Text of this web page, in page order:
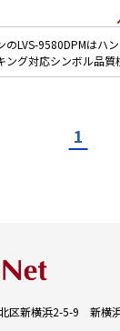
のLVS-9580DPMはハ
ング対応シンボル品質
ANSI検証
ードをISO/ANSIの9項
判りやすい検証結果を
ISO/ANSI検証
質仕様にて規定された
1
区新横浜2-5-9 新横